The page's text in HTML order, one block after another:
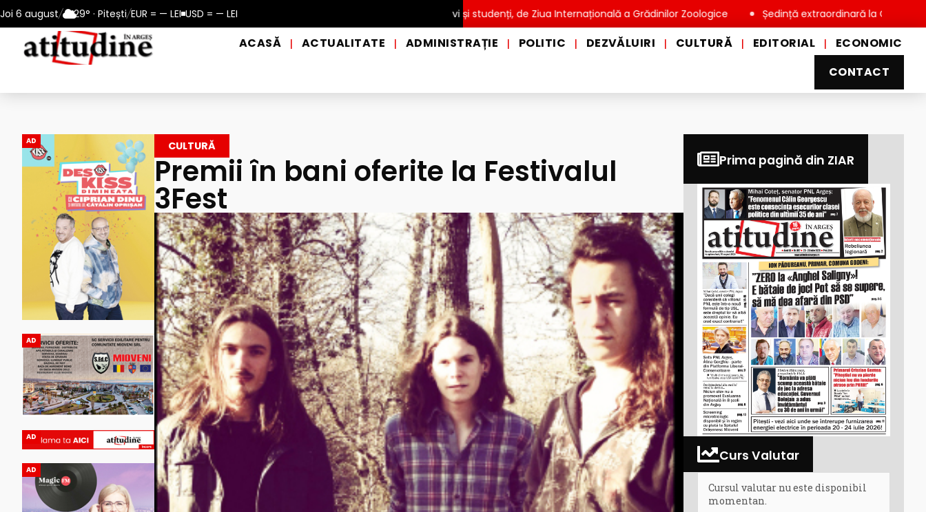
Joi 6 august/ 29° · Pitești/EUR = — LEI USD = — LEI
de caniculă, în municipiul Pitești! Intrare GRATUITĂ pentru copii, elevi și studenți, de Ziua Internațională a Grădinilor Zoologice Ședință extraordinară la Consiliul Local
ACASĂ | ACTUALITATE | ADMINISTRAȚIE | POLITIC | DEZVĂLUIRI | CULTURĂ | EDITORIAL |
ECONOMIC
CONTACT
AD
AD
AD
AD
CULTURĂ
Premii în bani oferite la Festivalul
3Fest
Prima pagină din ZIAR
Curs Valutar
Cursul valutar nu este disponibil
momentan.